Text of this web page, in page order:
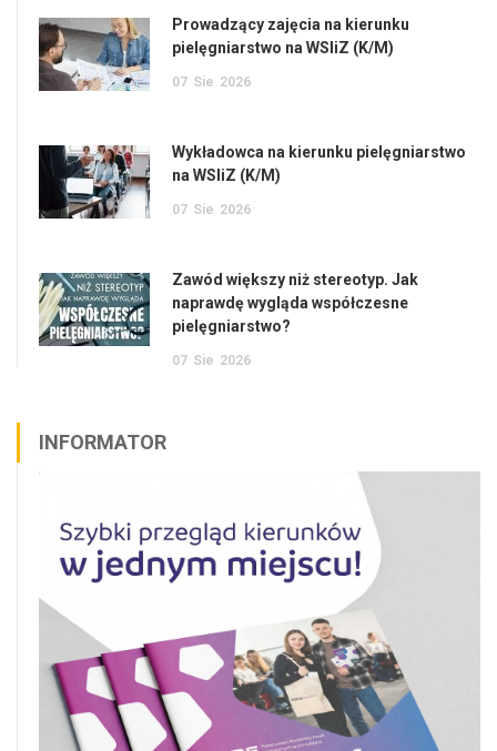
Prowadzący zajęcia na kierunku
pielęgniarstwo na WSIiZ (K/M)
07 Sie 2026
Wykładowca na kierunku pielęgniarstwo
na WSIiZ (K/M)
07 Sie 2026
Zawód większy niż stereotyp. Jak
naprawdę wygląda współczesne
pielęgniarstwo?
07 Sie 2026
INFORMATOR